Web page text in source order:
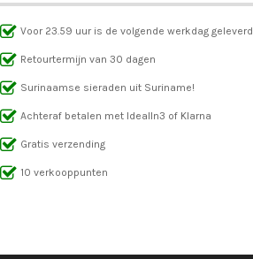
Voor 23.59 uur is de volgende werkdag geleverd
Retourtermijn van 30 dagen
Surinaamse sieraden uit Suriname!
Achteraf betalen met IdealIn3 of Klarna
Gratis verzending
10 verkooppunten